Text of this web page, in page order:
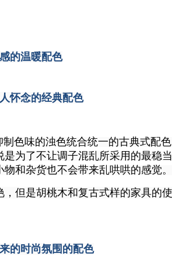
的温暖配色
怀念的经典配色
制色味的浊色统合统一的古典式配
是为了不让调子混乱所采用的最稳
物和杂货也不会带来乱哄哄的感觉。
，但是胡桃木和复古式样的家具的
的时尚氛围的配色